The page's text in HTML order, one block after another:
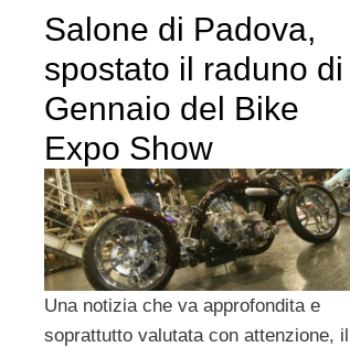
Salone di Padova,
spostato il raduno di
Gennaio del Bike
Expo Show
Una notizia che va approfondita e
soprattutto valutata con attenzione, il